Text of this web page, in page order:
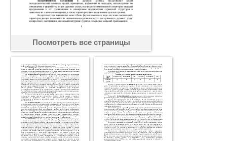
Посмотреть все страницы